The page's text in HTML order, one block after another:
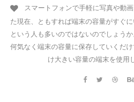
スマートフォンで手軽に写真や動
た現在、ともすれば端末の容量がすぐ
という人も多いのではないのでしょうか
何気なく端末の容量に保存していくだ
け大きい容量の端末を使用